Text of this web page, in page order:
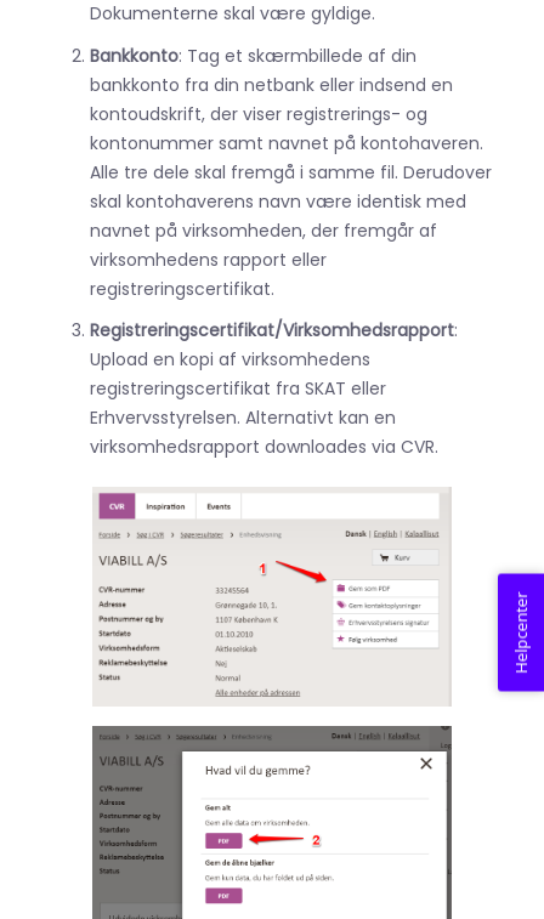
Dokumenterne skal være gyldige.
Bankkonto: Tag et skærmbillede af din
bankkonto fra din netbank eller indsend en
kontoudskrift, der viser registrerings- og
kontonummer samt navnet på kontohaveren.
Alle tre dele skal fremgå i samme fil. Derudover
skal kontohaverens navn være identisk med
navnet på virksomheden, der fremgår af
virksomhedens rapport eller
registreringscertifikat.
Registreringscertifikat/Virksomhedsrapport:
Upload en kopi af virksomhedens
registreringscertifikat fra SKAT eller
Erhvervsstyrelsen. Alternativt kan en
virksomhedsrapport downloades via CVR.
Helpcenter